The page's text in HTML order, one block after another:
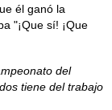
él ganó la
"¡Que sí! ¡Que
del
tiene del trabajo